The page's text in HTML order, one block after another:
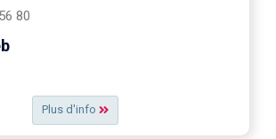
Plus d'info
80